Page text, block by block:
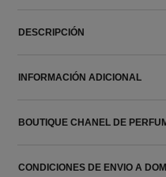
DESCRIPCIÓN
INFORMACIÓN ADICIONAL
BOUTIQUE CHANEL DE
CONDICIONES DE ENVIO A